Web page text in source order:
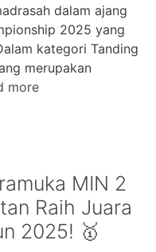
dalam ajang
2025 yang
kategori Tanding
merupakan
more
MIN 2
Raih Juara
2025! 🥇